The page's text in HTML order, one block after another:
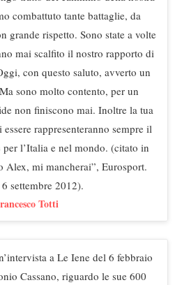
combattuto tante battaglie, da
grande rispetto. Sono state a volte
mai scalfito il nostro rapporto di
con questo saluto, avverto un
sono molto contento, per un
non finiscono mai. Inoltre la tua
rappresenteranno sempre il
l’Italia e nel mondo. (citato in
Alex, mi mancherai”, Eurosport.
settembre 2012).
Totti
a Le Iene del 6 febbraio
Cassano, riguardo le sue 600